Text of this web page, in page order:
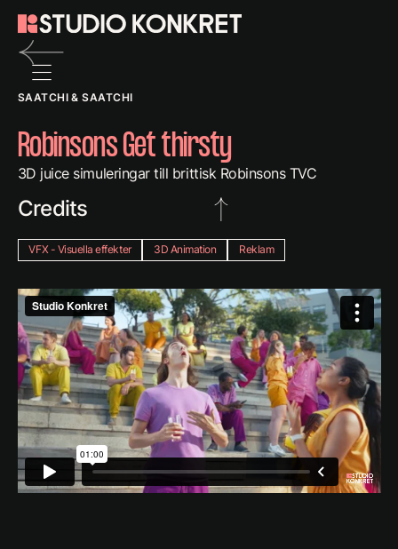
to
page
SAATCHI & SAATCHI
Robinsons Get thirsty
3D juice simuleringar till brittisk Robinsons TVC
Credits
VFX - Visuella effekter 3D Animation Reklam